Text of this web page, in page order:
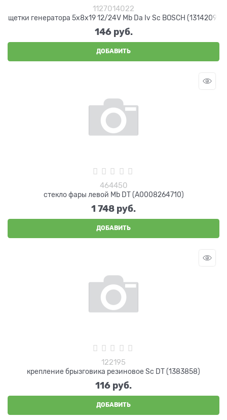
1127014022
щетки генератора 5x8x19 12/24V Mb Da Iv Sc BOSCH (1314209)
146 руб.
ДОБАВИТЬ
464450
стекло фары левой Mb DT (A0008264710)
1 748 руб.
ДОБАВИТЬ
122195
крепление брызговика резиновое Sc DT (1383858)
116 руб.
ДОБАВИТЬ